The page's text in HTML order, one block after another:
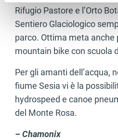
Rifugio Pastore e l’Orto
Sentiero Glaciologico
parco. Ottima meta anche
mountain bike con scuola
Per gli amanti dell’acqua,
fiume Sesia vi è la
hydrospeed e canoe
del Monte Rosa.
– Chamonix